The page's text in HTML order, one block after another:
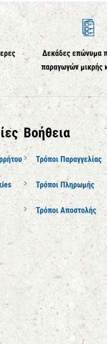
Δεκάδες επώνυμα
παραγωγών μικρής
Βοήθεια
Τρόποι Παραγγελίας
Τρόποι Πληρωμής
Τρόποι Αποστολής